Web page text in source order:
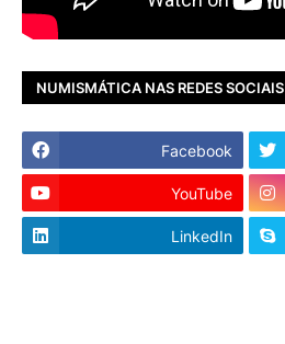
NUMISMÁTICA NAS REDES SOCIAIS
Facebook
YouTube
LinkedIn